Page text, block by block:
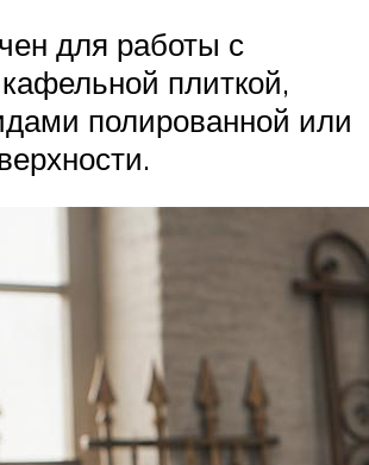
для работы с
плиткой,
полированной или